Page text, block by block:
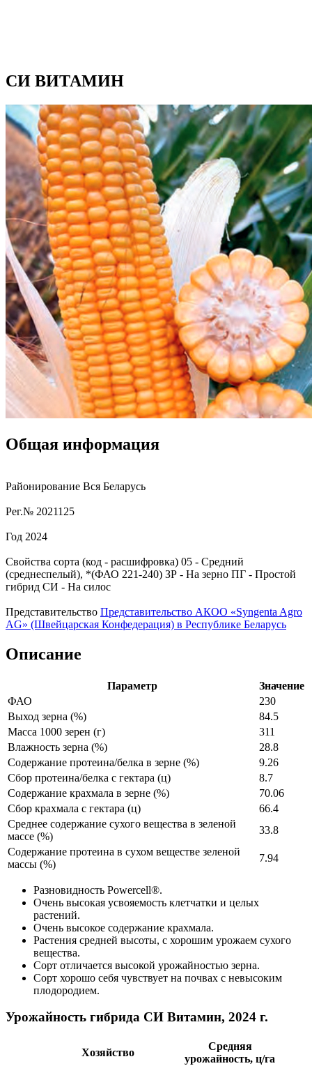
СИ ВИТАМИН
Общая информация
Районирование Вся Беларусь
Рег.№ 2021125
Год 2024
Свойства сорта (код - расшифровка) 05 - Средний
(среднеспелый), *(ФАО 221-240) ЗР - На зерно ПГ - Простой
гибрид СИ - На силос
Представительство Представительство АКОО «Syngenta Agro
AG» (Швейцарская Конфедерация) в Республике Беларусь
Описание
Параметр
Значение
ФАО
230
Выход зерна (%)
84.5
Масса 1000 зерен (г)
311
Влажность зерна (%)
28.8
Содержание протеина/белка в зерне (%)
9.26
Сбор протеина/белка с гектара (ц)
8.7
Содержание крахмала в зерне (%)
70.06
Сбор крахмала с гектара (ц)
66.4
Среднее содержание сухого вещества в зеленой
массе (%)
33.8
Содержание протеина в сухом веществе зеленой
массы (%)
7.94
Разновидность Powercell®.
Очень высокая усвояемость клетчатки и целых
растений.
Очень высокое содержание крахмала.
Растения средней высоты, с хорошим урожаем сухого
вещества.
Сорт отличается высокой урожайностью зерна.
Сорт хорошо себя чувствует на почвах с невысоким
плодородием.
Урожайность гибрида СИ Витамин, 2024 г.
Хозяйство
Средняя
урожайность, ц/га